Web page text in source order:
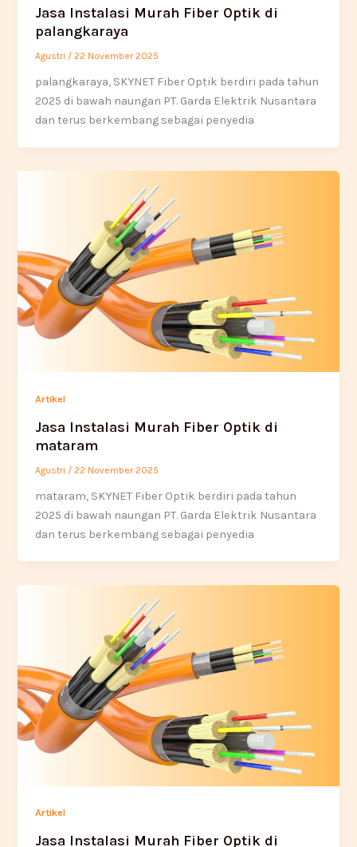
Jasa Instalasi Murah Fiber Optik di
palangkaraya
Agustri / 22 November 2025
palangkaraya, SKYNET Fiber Optik berdiri pada tahun
2025 di bawah naungan PT. Garda Elektrik Nusantara
dan terus berkembang sebagai penyedia
Artikel
Jasa Instalasi Murah Fiber Optik di
mataram
Agustri / 22 November 2025
mataram, SKYNET Fiber Optik berdiri pada tahun
2025 di bawah naungan PT. Garda Elektrik Nusantara
dan terus berkembang sebagai penyedia
Artikel
Jasa Instalasi Murah Fiber Optik di